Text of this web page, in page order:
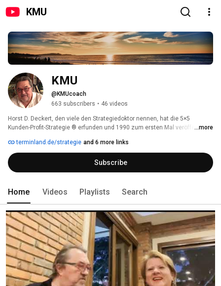
KMU
KMU
@KMUcoach
663 subscribers • 46 videos
Horst D. Deckert, den viele den Strategiedoktor nennen, hat die 5×5
Kunden-Profit-Strategie ® erfunden und 1990 zum ersten Mal veröffentlicht
...more
terminland.de/strategie and 6 more links
Subscribe
Home Videos Playlists Search